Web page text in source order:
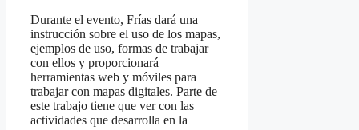
Durante el evento, Frías dará una
instrucción sobre el uso de los mapas,
ejemplos de uso, formas de trabajar
con ellos y proporcionará
herramientas web y móviles para
trabajar con mapas digitales. Parte de
este trabajo tiene que ver con las
actividades que desarrolla en la